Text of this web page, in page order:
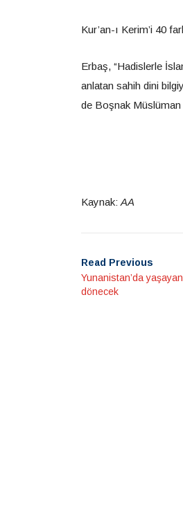
Kur’an-ı Kerim’i 40
Erbaş, “Hadislerle
anlatan sahih dini
de Boşnak Müslüman
Kaynak: AA
Read Previous
Yunanistan’da
dönecek